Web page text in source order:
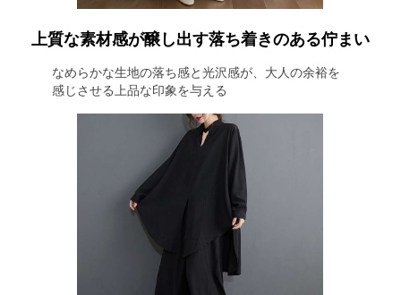
上質な素材感が醸し出す落ち着きのある佇まい
なめらかな生地の落ち感と光沢感が、大人の余裕を
感じさせる上品な印象を与える